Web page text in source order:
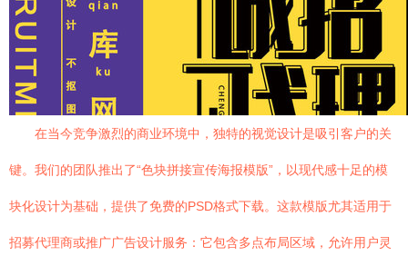
在当今竞争激烈的商业环境中，独特的视觉设计是吸引客户的关
键。我们的团队推出了“色块拼接宣传海报模版”，以现代感十足的模
块化设计为基础，提供了免费的PSD格式下载。这款模版尤其适用于
招募代理商或推广广告设计服务：它包含多点布局区域，允许用户灵